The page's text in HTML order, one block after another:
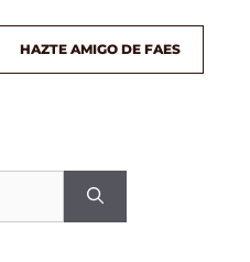
HAZTE AMIGO DE FAES